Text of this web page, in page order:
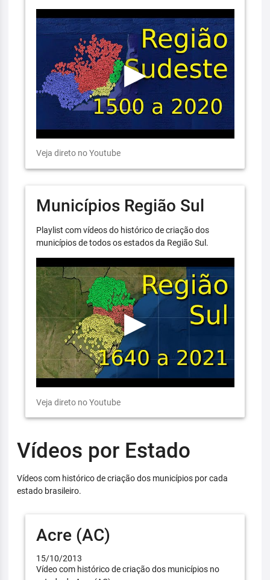
Veja direto no Youtube
Municípios Região Sul
Playlist com vídeos do histórico de criação dos
municípios de todos os estados da Região Sul.
Veja direto no Youtube
Vídeos por Estado
Vídeos com histórico de criação dos municípios por cada
estado brasileiro.
Acre (AC)
15/10/2013
Vídeo com histórico de criação dos municípios no